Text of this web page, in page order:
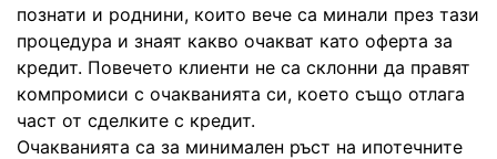
познати и роднини, които вече са минали през тази
процедура и знаят какво очакват като оферта за
кредит. Повечето клиенти не са склонни да правят
компромиси с очакванията си, което също отлага
част от сделките с кредит.
Очакванията са за минимален ръст на ипотечните